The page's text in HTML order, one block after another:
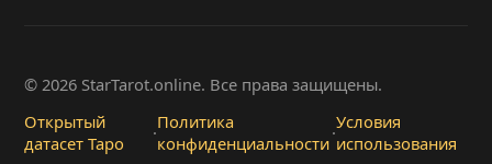
© 2026 StarTarot.online. Все права защищены.
Открытый
датасет Таро
·Политика
конфиденциальности·Условия
использования